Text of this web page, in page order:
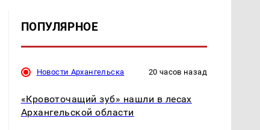
ПОПУЛЯРНОЕ
Новости Архангельска 20 часов назад
«Кровоточащий зуб» нашли в лесах
Архангельской области